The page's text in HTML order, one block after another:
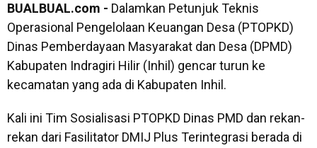
BUALBUAL.com - Dalamkan Petunjuk Teknis
Operasional Pengelolaan Keuangan Desa (PTOPKD)
Dinas Pemberdayaan Masyarakat dan Desa (DPMD)
Kabupaten Indragiri Hilir (Inhil) gencar turun ke
kecamatan yang ada di Kabupaten Inhil.
Kali ini Tim Sosialisasi PTOPKD Dinas PMD dan rekan-
rekan dari Fasilitator DMIJ Plus Terintegrasi berada di